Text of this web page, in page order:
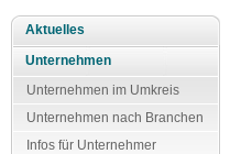
Aktuelles
Unternehmen
Unternehmen im Umkreis
Unternehmen nach Branchen
Infos für Unternehmer